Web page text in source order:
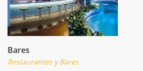
Bares
Restaurantes y Bares